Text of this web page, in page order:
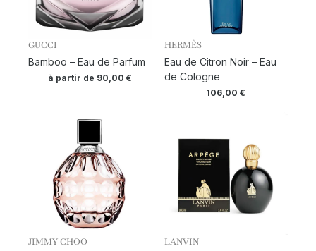
GUCCI
Bamboo – Eau de Parfum
à partir de 90,00€
HERMÈS
Eau de Citron Noir – Eau
de Cologne
106,00€
JIMMY CHOO LANVIN